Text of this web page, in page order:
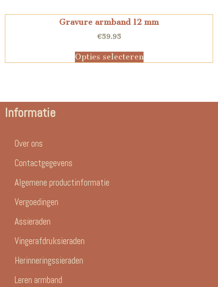
Gravure armband 12 mm
€59.95
Opties selecteren
Informatie
Over ons
Contactgegevens
Algemene productinformatie
Vergoedingen
Assieraden
Vingerafdruksieraden
Herinneringssieraden
Leren armband